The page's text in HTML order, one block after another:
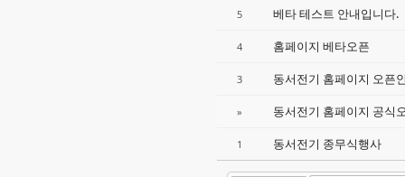
5 베타 테스트 안내입니다.
4 홈페이지 베타오픈
3 동서전기 홈페이지 오픈
» 동서전기 홈페이지 공식
1 동서전기 종무식행사